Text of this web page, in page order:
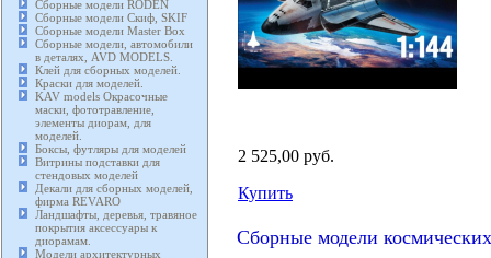
Сборные модели RODEN
Сборные модели Скиф, SKIF
Сборные модели Master Box
Сборные модели, автомобили
в деталях, AVD MODELS.
Клей для сборных моделей.
Краски для моделей.
KAV models Окрасочные
маски, фототравление,
элементы диорам, для
моделей.
Боксы, футляры для моделей
Витрины подставки для
стендовых моделей
Декали для сборных моделей,
фирма REVARO
Ландшафты, деревья, травяное
покрытия аксессуары к
диорамам.
Модели архитектурных
2 525,00 руб.
Купить
Сборные модели